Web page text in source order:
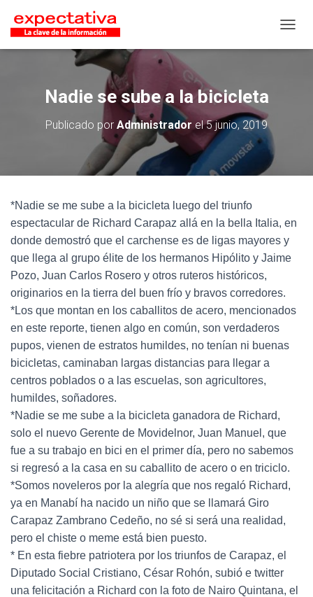
Nadie se sube a la bicicleta
Publicado por Administrador el5 junio, 2019
*Nadie se me sube a la bicicleta luego del triunfo
espectacular de Richard Carapaz allá en la bella Italia, en
donde demostró que el carchense es de ligas mayores y
que llega al grupo élite de los hermanos Hipólito y Jaime
Pozo, Juan Carlos Rosero y otros ruteros históricos,
originarios en la tierra del buen frío y bravos corredores.
*Los que montan en los caballitos de acero, mencionados
en este reporte, tienen algo en común, son verdaderos
pupos, vienen de estratos humildes, no tenían ni buenas
bicicletas, caminaban largas distancias para llegar a
centros poblados o a las escuelas, son agricultores,
humildes, soñadores.
*Nadie se me sube a la bicicleta ganadora de Richard,
solo el nuevo Gerente de Movidelnor, Juan Manuel, que
fue a su trabajo en bici en el primer día, pero no sabemos
si regresó a la casa en su caballito de acero o en triciclo.
*Somos noveleros por la alegría que nos regaló Richard,
ya en Manabí ha nacido un niño que se llamará Giro
Carapaz Zambrano Cedeño, no sé si será una realidad,
pero el chiste o meme está bien puesto.
* En esta fiebre patriotera por los triunfos de Carapaz, el
Diputado Social Cristiano, César Rohón, subió e twitter
una felicitación a Richard con la foto de Nairo Quintana, el